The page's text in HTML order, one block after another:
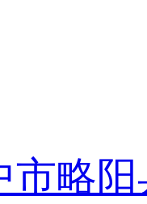
市略阳